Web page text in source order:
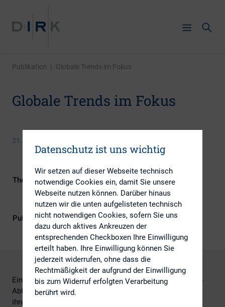
Publikation | Globale Trends im Fokus
Globale Trends im Fokus
21. April 2016
Themengebiete
Berichterstattung, ESG (inkl.
Nachhaltigkeit & Governance), IR-
Kompetenz
Publikationsform
Externe Publikationen
Ein Trend ergreift die IR- und Corporate Communications-
Abteilungen zahlreicher Unternehmen: Die Verknüpfung
ihrer Geschäftsmodelle mit weltweiten Megatrends kann
Datenschutz ist uns wichtig
Wir setzen auf dieser Webseite technisch
notwendige Cookies ein, damit Sie unsere
Webseite nutzen können. Darüber hinaus
nutzen wir die unten aufgelisteten technisch
nicht notwendigen Cookies, sofern Sie uns
dazu durch aktives Ankreuzen der
entsprechenden Checkboxen Ihre Einwilligung
erteilt haben. Ihre Einwilligung können Sie
jederzeit widerrufen, ohne dass die
Rechtmäßigkeit der aufgrund der Einwilligung
bis zum Widerruf erfolgten Verarbeitung
berührt wird.